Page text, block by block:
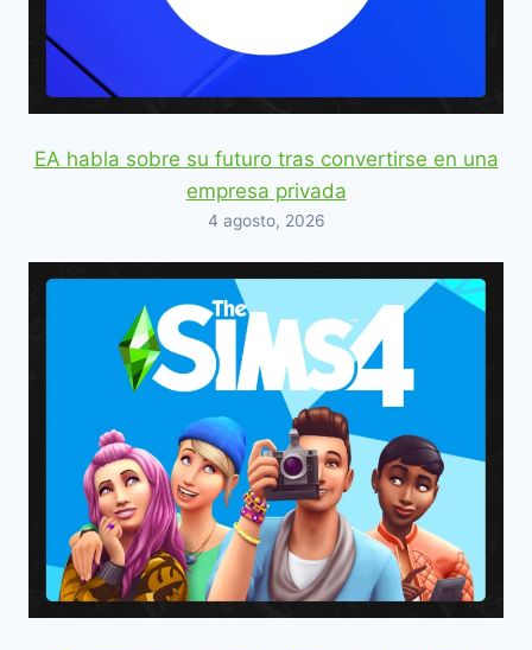
EA habla sobre su futuro tras convertirse en una
empresa privada
4 agosto, 2026